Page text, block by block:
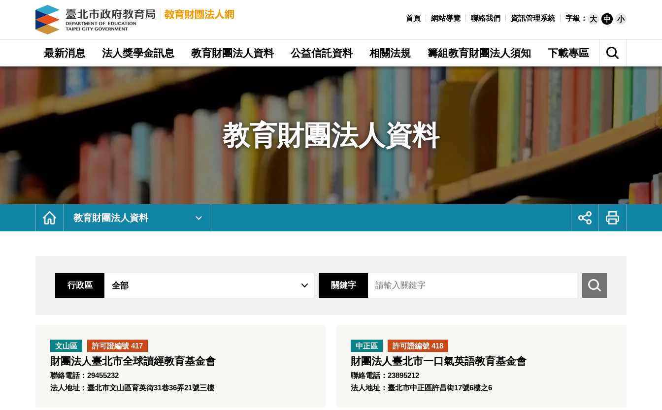
｜
府
首頁 網站導覽 聯絡我們 資訊管理系統 字級： 大 中 小
網
最新消息 法人獎學金訊息 教育財團法人資料 公益信託資料 相關法規 籌組教育財團法人須知 下載專區
展
開
網
站
尋
教育財團法人資料
首
教育財團法人資料
展
鈕
列
行政區 關鍵字
搜
尋
文山區 許可證編號 417
財團法人臺北市全球讀經教育基金會
聯絡電話：29455232
法人地址：臺北市文山區育英街31巷36弄21號三樓
中正區 許可證編號 418
財團法人臺北市一口氣英語教育基金會
聯絡電話：23895212
法人地址：臺北市中正區許昌街17號6樓之6